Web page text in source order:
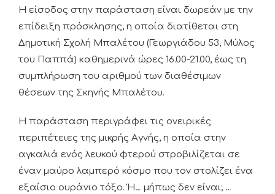
Η είσοδος στην παράσταση είναι δωρεάν με την
επίδειξη πρόσκλησης, η οποία διατίθεται στη
Δημοτική Σχολή Μπαλέτου (Γεωργιάδου 53, Μύλος
του Παππά) καθημερινά ώρες 16.00-21.00, έως τη
συμπλήρωση του αριθμού των διαθέσιμων
θέσεων της Σκηνής Μπαλέτου.
Η παράσταση περιγράφει τις ονειρικές
περιπέτειες της μικρής Αγνής, η οποία στην
αγκαλιά ενός λευκού φτερού στροβιλίζεται σε
έναν μαύρο λαμπερό κόσμο που τον στολίζει ένα
εξαίσιο ουράνιο τόξο. Ή… μήπως δεν είναι; …